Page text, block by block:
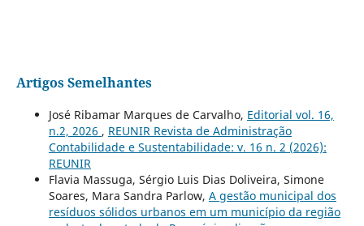
Artigos Semelhantes
José Ribamar Marques de Carvalho, Editorial vol. 16,
n.2, 2026 , REUNIR Revista de Administração
Contabilidade e Sustentabilidade: v. 16 n. 2 (2026):
REUNIR
Flavia Massuga, Sérgio Luis Dias Doliveira, Simone
Soares, Mara Sandra Parlow, A gestão municipal dos
resíduos sólidos urbanos em um município da região